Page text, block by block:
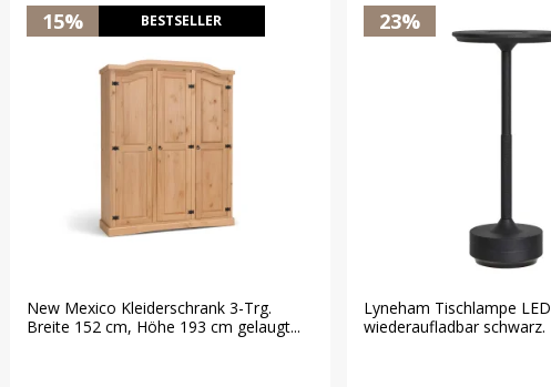
15% BESTSELLER
New Mexico Kleiderschrank 3-Trg.
Breite 152 cm, Höhe 193 cm gelaugt...
23%
Lyneham Tischlampe LED
wiederaufladbar schwarz.